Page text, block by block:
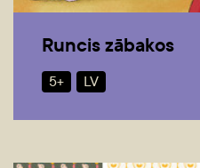
Runcis zābakos
5+ LV